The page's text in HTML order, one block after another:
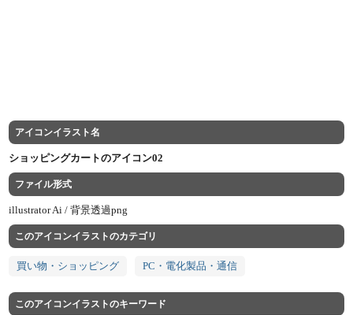
アイコンイラスト名
ショッピングカートのアイコン02
ファイル形式
illustrator Ai /背景透過png
このアイコンイラストのカテゴリ
買い物・ショッピング PC・電化製品・通信
このアイコンイラストのキーワード